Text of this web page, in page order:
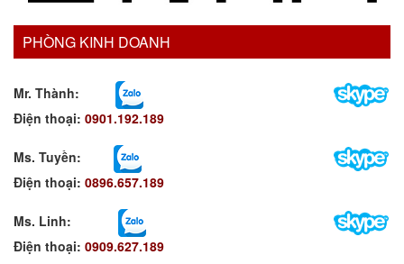
PHÒNG KINH DOANH
Mr. Thành:
Điện thoại: 0901.192.189
Ms. Tuyền:
Điện thoại: 0896.657.189
Ms. Linh:
Điện thoại: 0909.627.189